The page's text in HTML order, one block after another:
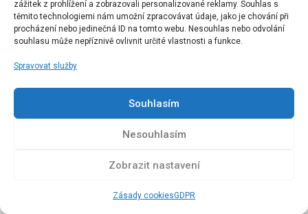
zážitek z prohlížení a zobrazovali personalizované reklamy. Souhlas s
těmito technologiemi nám umožní zpracovávat údaje, jako je chování při
procházení nebo jedinečná ID na tomto webu. Nesouhlas nebo odvolání
souhlasu může nepříznivě ovlivnit určité vlastnosti a funkce.
Spravovat služby
Souhlasím
Nesouhlasím
Zobrazit nastavení
Zásady cookiesGDPR
Mario Rivas: Jsem šťastný za gól i za